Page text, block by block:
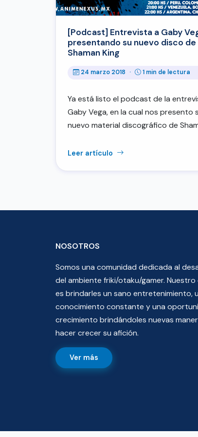
[Podcast] Entrevista a Gaby
presentando su nuevo disco de
Shaman King
24 marzo 2018 · 1 min de lectura
Ya está listo el podcast de la
Gaby Vega, en la cual nos presento
nuevo material discográfico de
Leer artículo
NOSOTROS
Somos una comunidad dedicada al
del ambiente friki/otaku/gamer.
es brindarles un sano entretenimiento,
conocimiento constante y una
crecimiento brindándoles nuevas
hacer crecer su afición.
Ver más